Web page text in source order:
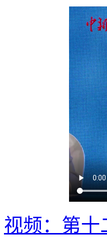
视频：第十